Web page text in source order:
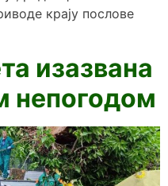
крају послове
изазвана
непогодом